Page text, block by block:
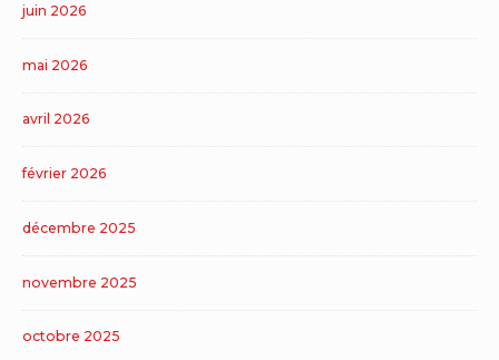
juin 2026
mai 2026
avril 2026
février 2026
décembre 2025
novembre 2025
octobre 2025